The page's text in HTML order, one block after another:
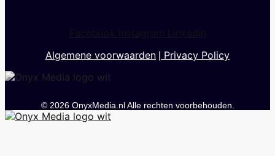
Algemene voorwaarden
Privacy Policy
© 2026 OnyxMedia.nl Alle rechten voorbehouden.